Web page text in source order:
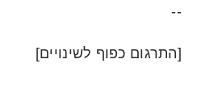
--
[התרגום כפוף לשינויים]